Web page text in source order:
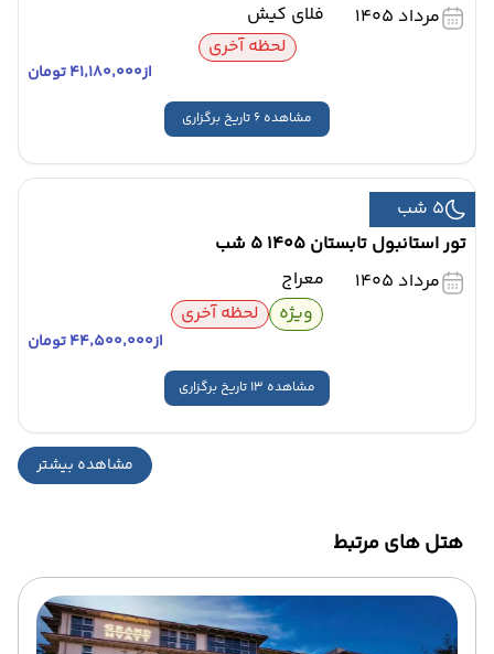
مرداد 1405
فلای کیش
لحظه آخری
۴۱٬۱۸۰٬۰۰۰ تومان
مشاهده 6 تاریخ برگزاری
5 شب
تور استانبول تابستان 1405 5 شب
مرداد 1405
معراج
ویژه
لحظه آخری
۴۴٬۵۰۰٬۰۰۰ تومان
مشاهده 13 تاریخ برگزاری
مشاهده بیشتر
هتل های مرتبط